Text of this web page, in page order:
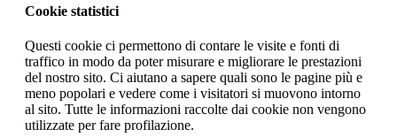
Cookie statistici
Questi cookie ci permettono di contare le visite e fonti di
traffico in modo da poter misurare e migliorare le prestazioni
del nostro sito. Ci aiutano a sapere quali sono le pagine più e
meno popolari e vedere come i visitatori si muovono intorno
al sito. Tutte le informazioni raccolte dai cookie non vengono
utilizzate per fare profilazione.